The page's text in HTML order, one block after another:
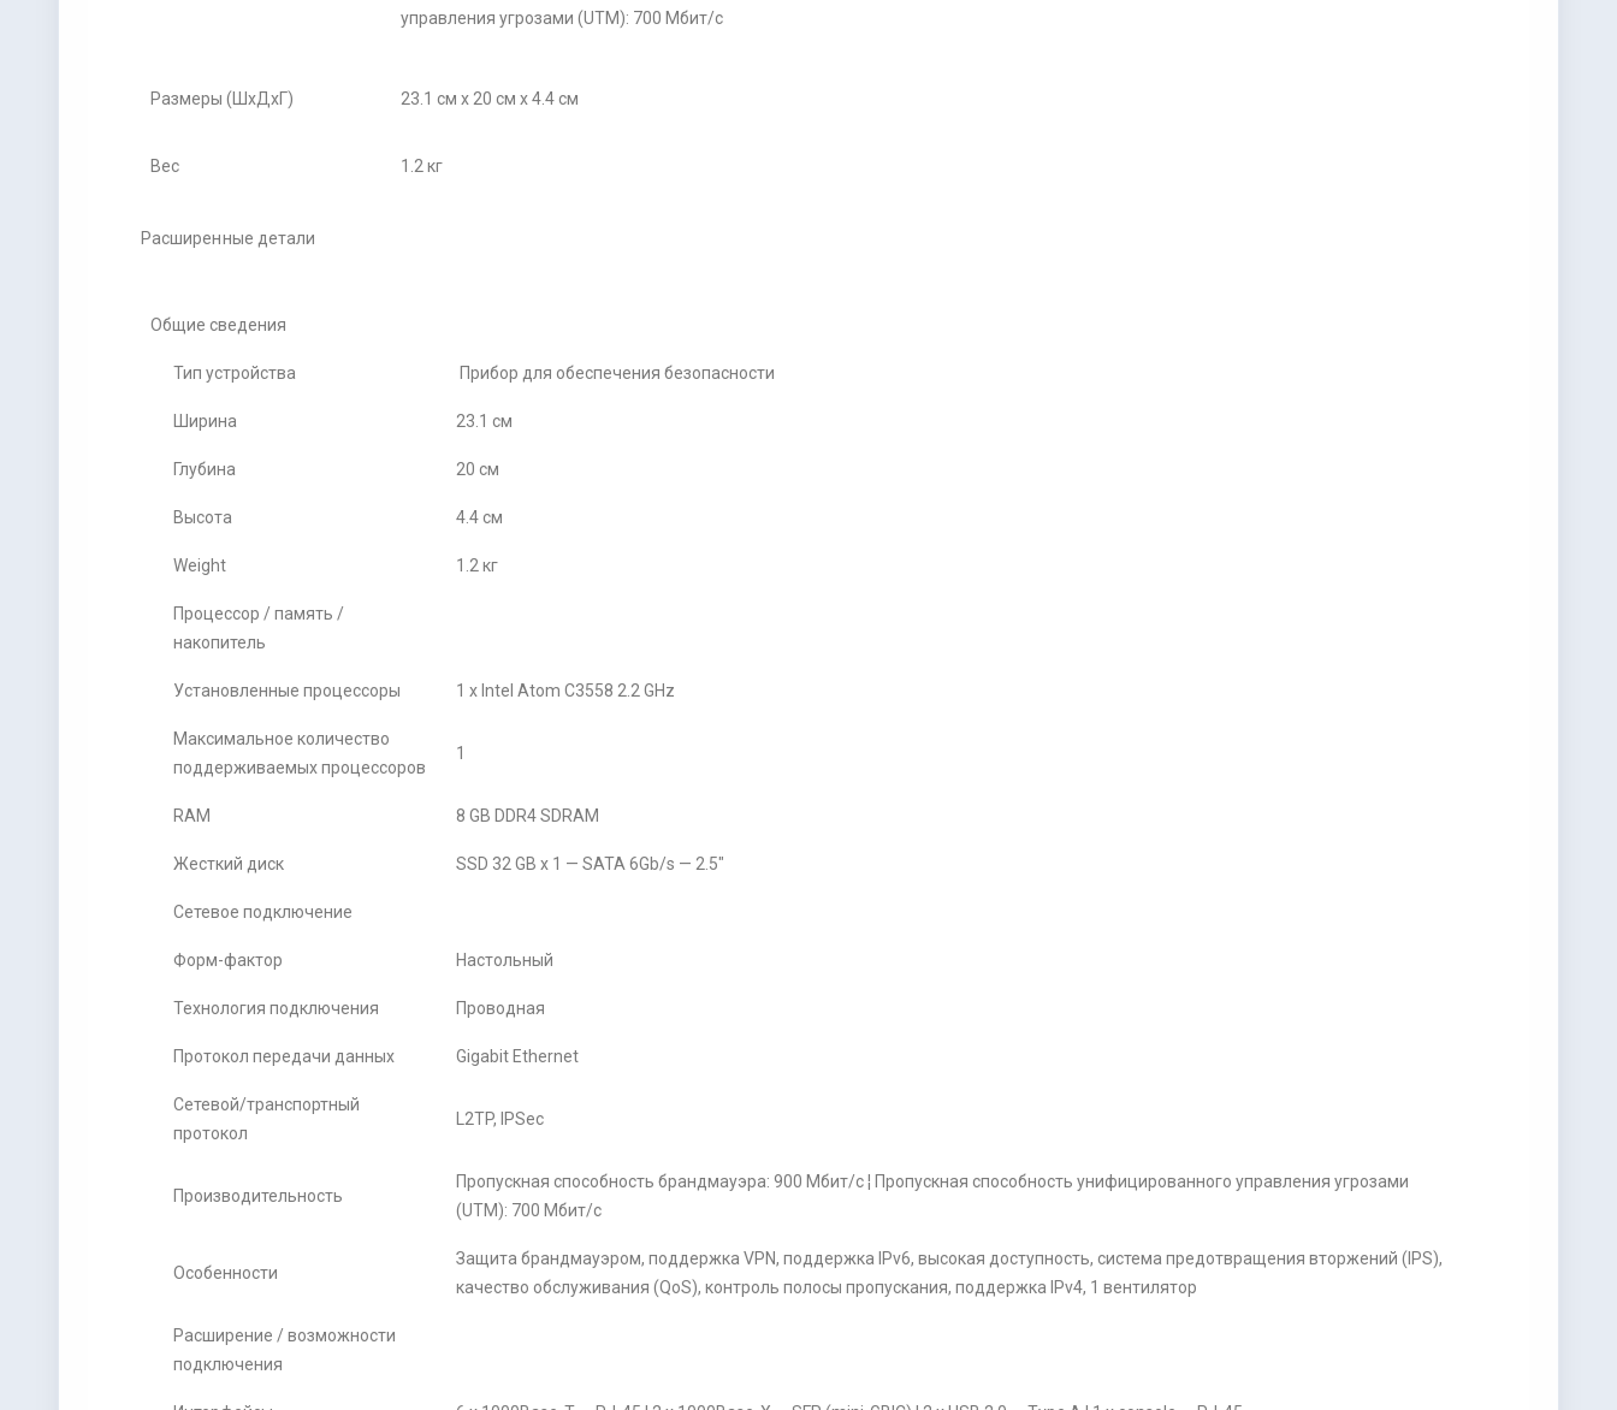
управления угрозами (UTM): 700 Мбит/с
Размеры (ШхДхГ) 23.1 см x 20 см x 4.4 см
Вес 1.2 кг
Расширенные детали
Общие сведения
Тип устройства Прибор для обеспечения безопасности
Ширина 23.1 см
Глубина 20 см
Высота 4.4 см
Weight 1.2 кг
Процессор / память /
накопитель
Установленные процессоры 1 x Intel Atom C3558 2.2 GHz
Максимальное количество
поддерживаемых процессоров
1
RAM 8 GB DDR4 SDRAM
Жесткий диск SSD 32 GB x 1 — SATA 6Gb/s — 2.5″
Сетевое подключение
Форм-фактор Настольный
Технология подключения Проводная
Протокол передачи данных Gigabit Ethernet
Сетевой/транспортный
протокол
L2TP, IPSec
Производительность
Пропускная способность брандмауэра: 900 Мбит/с ¦ Пропускная способность унифицированного управления угрозами
(UTM): 700 Мбит/с
Особенности
Защита брандмауэром, поддержка VPN, поддержка IPv6, высокая доступность, система предотвращения вторжений (IPS),
качество обслуживания (QoS), контроль полосы пропускания, поддержка IPv4, 1 вентилятор
Расширение / возможности
подключения